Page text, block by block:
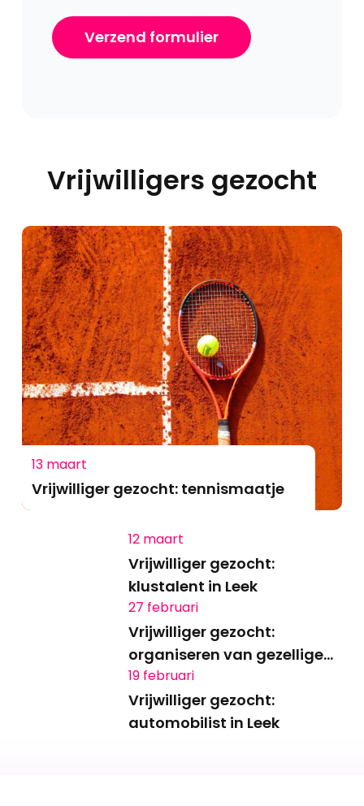
Vrijwilligers gezocht
13 maart
Vrijwilliger gezocht: tennismaatje
12 maart
Vrijwilliger gezocht:
klustalent in Leek
27 februari
Vrijwilliger gezocht:
organiseren van gezellige
activiteiten in Leek
19 februari
Vrijwilliger gezocht:
automobilist in Leek